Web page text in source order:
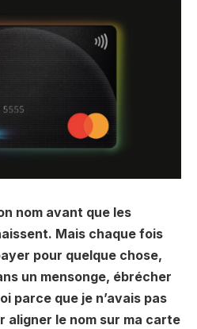
nom avant que les
Mais chaque fois
pour quelque chose,
un mensonge, ébrécher
parce que je n’avais pas
aligner le nom sur ma carte